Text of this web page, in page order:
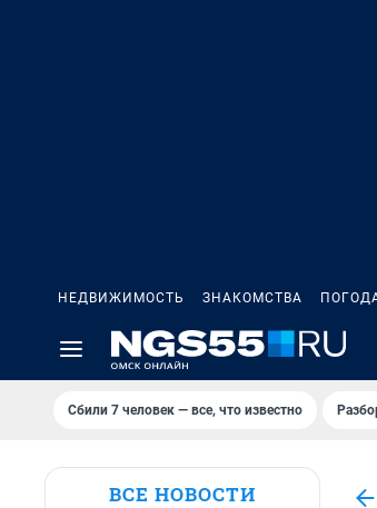
НЕДВИЖИМОСТЬ ЗНАКОМСТВА
Сбили 7 человек — все, что известно
ВСЕ НОВОСТИ